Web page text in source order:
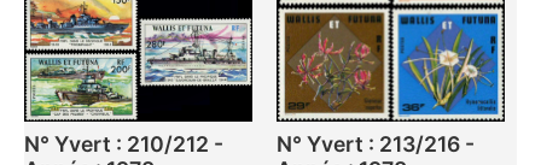
N° Yvert : 210/212 -
N° Yvert : 213/216 -